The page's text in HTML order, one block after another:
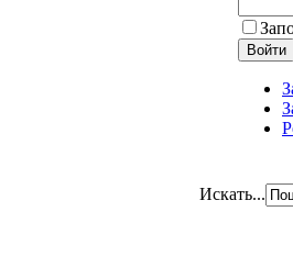
Искать...